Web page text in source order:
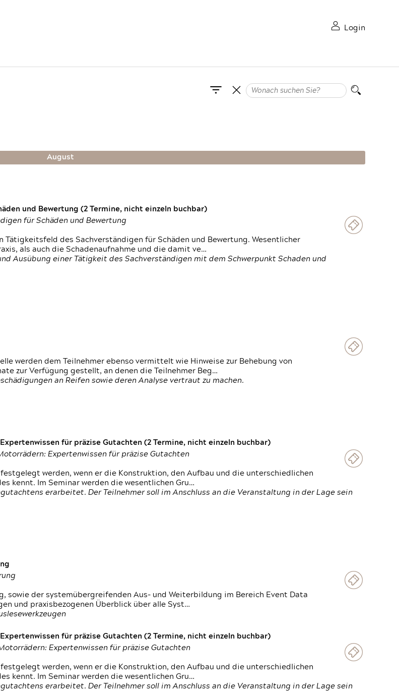
Login
August
und Bewertung (2 Termine, nicht einzeln buchbar)
für Schäden und Bewertung
des Sachverständigen für Schäden und Bewertung. Wesentlicher
als auch die Schadenaufnahme und die damit ve…
Ausübung einer Tätigkeit des Sachverständigen mit dem Schwerpunkt Schaden und
werden dem Teilnehmer ebenso vermittelt wie Hinweise zur Behebung von
zur Verfügung gestellt, an denen die Teilnehmer Beg…
an Reifen sowie deren Analyse vertraut zu machen.
für präzise Gutachten (2 Termine, nicht einzeln buchbar)
Expertenwissen für präzise Gutachten
werden, wenn er die Konstruktion, den Aufbau und die unterschiedlichen
kennt. Im Seminar werden die wesentlichen Gru…
erarbeitet. Der Teilnehmer soll im Anschluss an die Veranstaltung in der Lage sein
sowie der systemübergreifenden Aus- und Weiterbildung im Bereich Event Data
und praxisbezogenen Überblick über alle Syst…
für präzise Gutachten (2 Termine, nicht einzeln buchbar)
Expertenwissen für präzise Gutachten
werden, wenn er die Konstruktion, den Aufbau und die unterschiedlichen
kennt. Im Seminar werden die wesentlichen Gru…
erarbeitet. Der Teilnehmer soll im Anschluss an die Veranstaltung in der Lage sein